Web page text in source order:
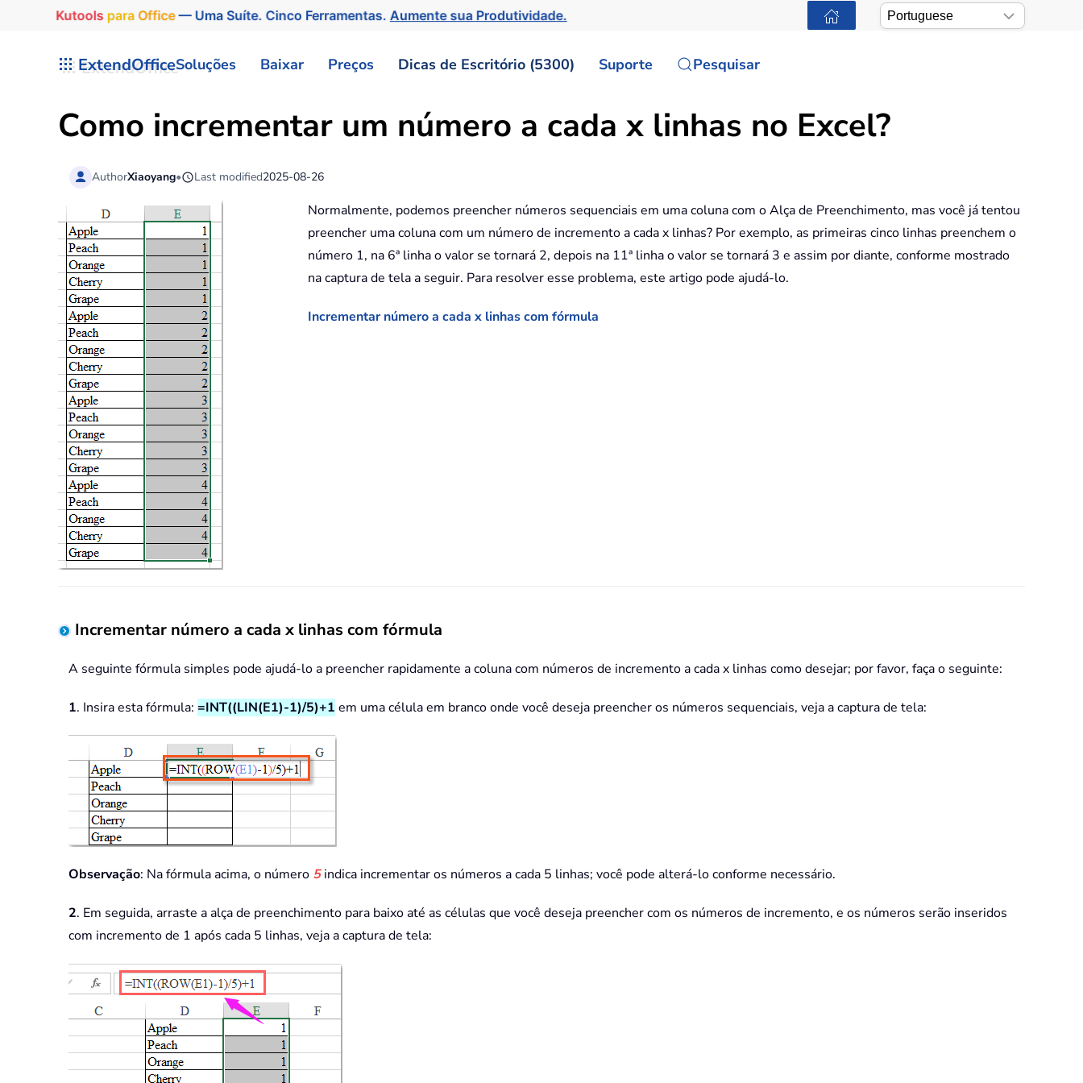
Kutoolspara Office— Uma Suíte. Cinco Ferramentas.Aumente sua Produtividade.
ExtendOfficeSoluções Baixar Preços Dicas de Escritório (5300) Suporte Pesquisar
Como incrementar um número a cada x linhas no Excel?
AuthorXiaoyang• Last modified2025-08-26
Normalmente, podemos preencher números sequenciais em uma coluna com o Alça de Preenchimento, mas você já tentou
preencher uma coluna com um número de incremento a cada x linhas? Por exemplo, as primeiras cinco linhas preenchem o
número 1, na 6ª linha o valor se tornará 2, depois na 11ª linha o valor se tornará 3 e assim por diante, conforme mostrado
na captura de tela a seguir. Para resolver esse problema, este artigo pode ajudá-lo.
Incrementar número a cada x linhas com fórmula
Incrementar número a cada x linhas com fórmula
A seguinte fórmula simples pode ajudá-lo a preencher rapidamente a coluna com números de incremento a cada x linhas como desejar; por favor, faça o seguinte:
1. Insira esta fórmula: =INT((LIN(E1)-1)/5)+1 em uma célula em branco onde você deseja preencher os números sequenciais, veja a captura de tela:
Observação: Na fórmula acima, o número 5indica incrementar os números a cada 5 linhas; você pode alterá-lo conforme necessário.
2. Em seguida, arraste a alça de preenchimento para baixo até as células que você deseja preencher com os números de incremento, e os números serão inseridos
com incremento de 1 após cada 5 linhas, veja a captura de tela: